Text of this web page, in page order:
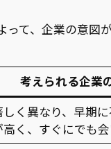
って、企業の意図
考えられる企業
しく異なり、早期
高く、すぐにでも